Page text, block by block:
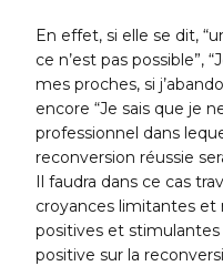
En effet, si elle se dit,
ce n’est pas possible”,
mes proches, si
encore “Je sais que je
professionnel dans
reconversion réussie
Il faudra dans ce cas
croyances limitantes et
positives et
positive sur la